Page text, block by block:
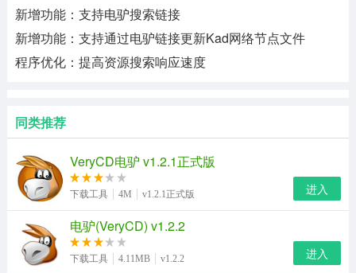
新增功能：支持电驴搜索链接
新增功能：支持通过电驴链接更新Kad网络节点文件
程序优化：提高资源搜索响应速度
同类推荐
VeryCD电驴 v1.2.1正式版
下载工具 4M v1.2.1正式版 进入
电驴(VeryCD) v1.2.2
下载工具 4.11MB v1.2.2 进入